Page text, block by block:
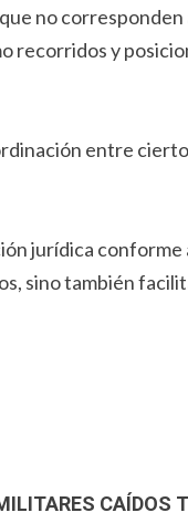
no
recorridos y
entre
jurídica conforme
sino también
CAÍDOS